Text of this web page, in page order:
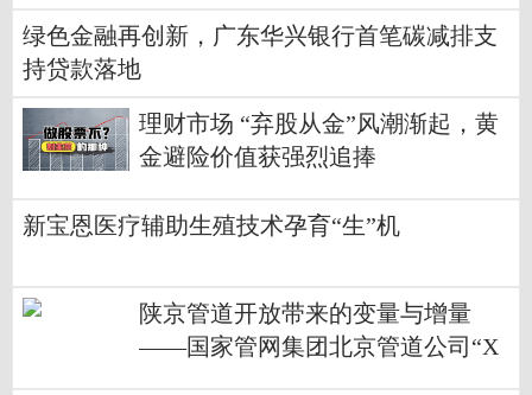
绿色金融再创新，广东华兴银行首笔碳减排支
持贷款落地
理财市场 “弃股从金”风潮渐起，黄
金避险价值获强烈追捧
新宝恩医疗辅助生殖技术孕育“生”机
陕京管道开放带来的变量与增量
——国家管网集团北京管道公司“X